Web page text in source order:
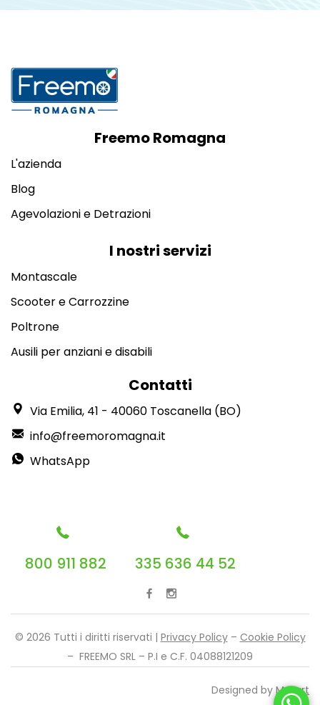
Freemo Romagna
L'azienda
Blog
Agevolazioni e Detrazioni
I nostri servizi
Montascale
Scooter e Carrozzine
Poltrone
Ausili per anziani e disabili
Contatti
Via Emilia, 41 - 40060 Toscanella (BO)
info@freemoromagna.it
WhatsApp
800 911 882 335 636 44 52
© 2026 Tutti i diritti riservati | Privacy Policy– Cookie Policy
– FREEMO SRL – P.I e C.F. 04088121209
Designed byMutart